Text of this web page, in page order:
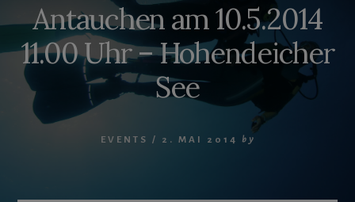
Antauchen am 10.5.2014
11.00 Uhr – Hohendeicher
See
EVENTS / 2. MAI 2014 by